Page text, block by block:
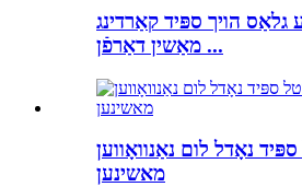
גלאַס הויך ספּיד קאַרדינג
מאַשין דאַרפֿן ...
נאָדל לום נאַנוואָווען
מאשינען